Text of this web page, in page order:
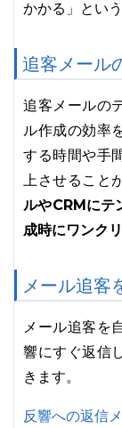
かかる」とい
追客メール
追客メールの
ル作成の効率
する時間や手
上させること
ルやCRMにテ
成時にワンク
メール追客
メール追客を
響にすぐ返信
きます。
反響への返信